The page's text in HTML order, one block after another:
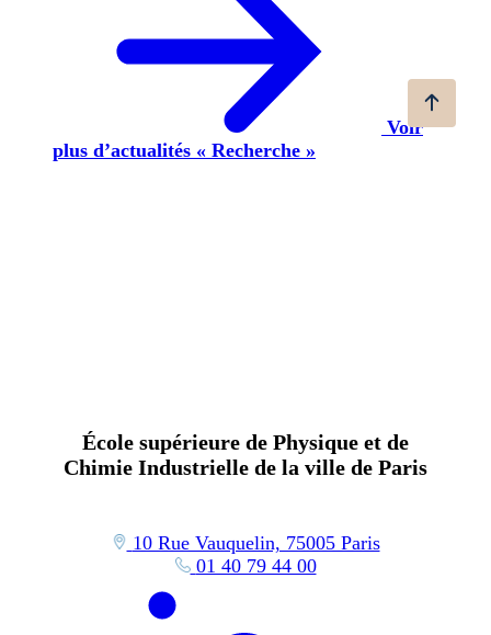
Voir
plus d’actualités « Recherche »
École supérieure de Physique et de
Chimie Industrielle de la ville de Paris
10 Rue Vauquelin, 75005 Paris
01 40 79 44 00